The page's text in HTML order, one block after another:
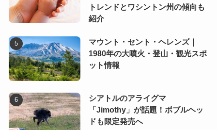
トレンドとワシントン州の傾向も
紹介
マウント・セント・ヘレンズ｜
1980年の大噴火・登山・観光スポ
ット情報
シアトルのアライグマ
「Jimothy」が話題！ボブルヘッ
ドも限定発売へ